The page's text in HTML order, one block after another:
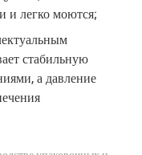
и легко моются;
стабильную
а давление